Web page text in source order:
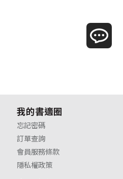
我的書適圈
忘記密碼
訂單查詢
會員服務條款
隱私權政策